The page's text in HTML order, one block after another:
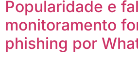
Popularidade e
monitoramento
phishing por